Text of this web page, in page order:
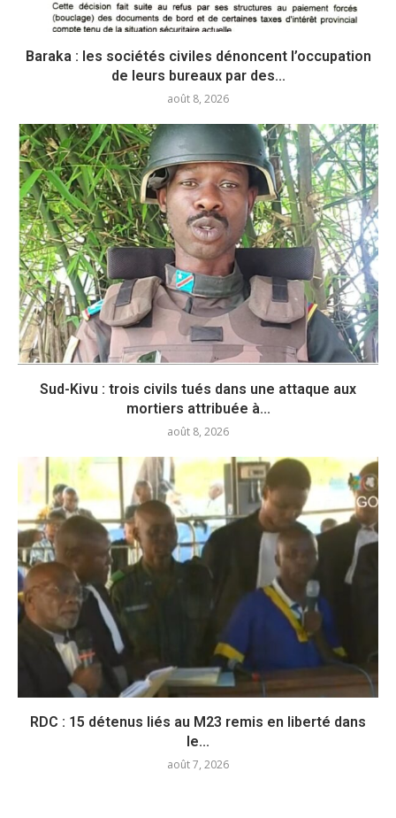
Baraka : les sociétés civiles dénoncent l’occupation
de leurs bureaux par des...
août 8, 2026
Sud-Kivu : trois civils tués dans une attaque aux
mortiers attribuée à...
août 8, 2026
RDC : 15 détenus liés au M23 remis en liberté dans
le...
août 7, 2026